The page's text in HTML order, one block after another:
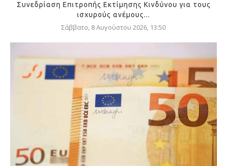
Συνεδρίαση Επιτροπής Εκτίμησης Κινδύνου για τους
ισχυρούς ανέμους...
Σάββατο, 8 Αυγούστου 2026, 13:50